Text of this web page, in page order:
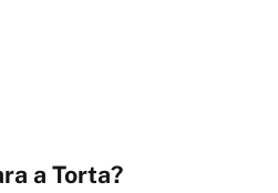
a Torta?